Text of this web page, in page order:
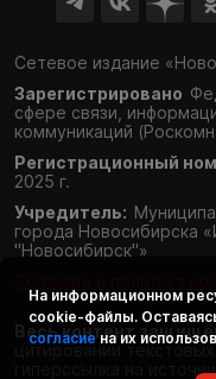
Сетевое издание
Зарегистрировано
сфере связи,
коммуникаций
Регистрационный
2025 г.
Учредитель:
города Новосибирска
"Новосибирск"»
Весь контент
цитировании
гиперссылка на
На информационном
cookie-файлы.
согласие на их